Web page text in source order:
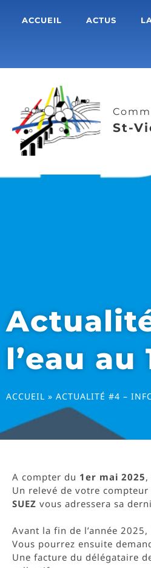
ACCUEIL ACTUS
St-
l’eau au
ACCUEIL » ACTUALITÉ #4 –
A compter du 1er mai 2025,
Un relevé de votre
SUEZ vous adressera sa
Avant la fin de l’année
Vous pourrez ensuite
Une facture du délégataire